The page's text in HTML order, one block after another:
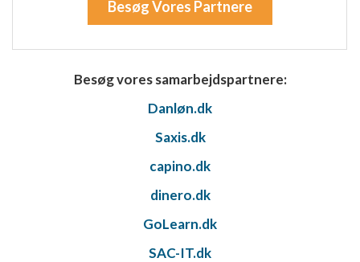
Besøg Vores Partnere
Besøg vores samarbejdspartnere:
Danløn.dk
Saxis.dk
capino.dk
dinero.dk
GoLearn.dk
SAC-IT.dk
Måle annonceringseffektivitet
Forstå målgrupper gennem statistikker eller
kombinationer af oplysninger fra forskellige
Udvikle og forbedre tjenester
Bruge begrænsede oplysninger til at vælge
Bruge præcise geografiske